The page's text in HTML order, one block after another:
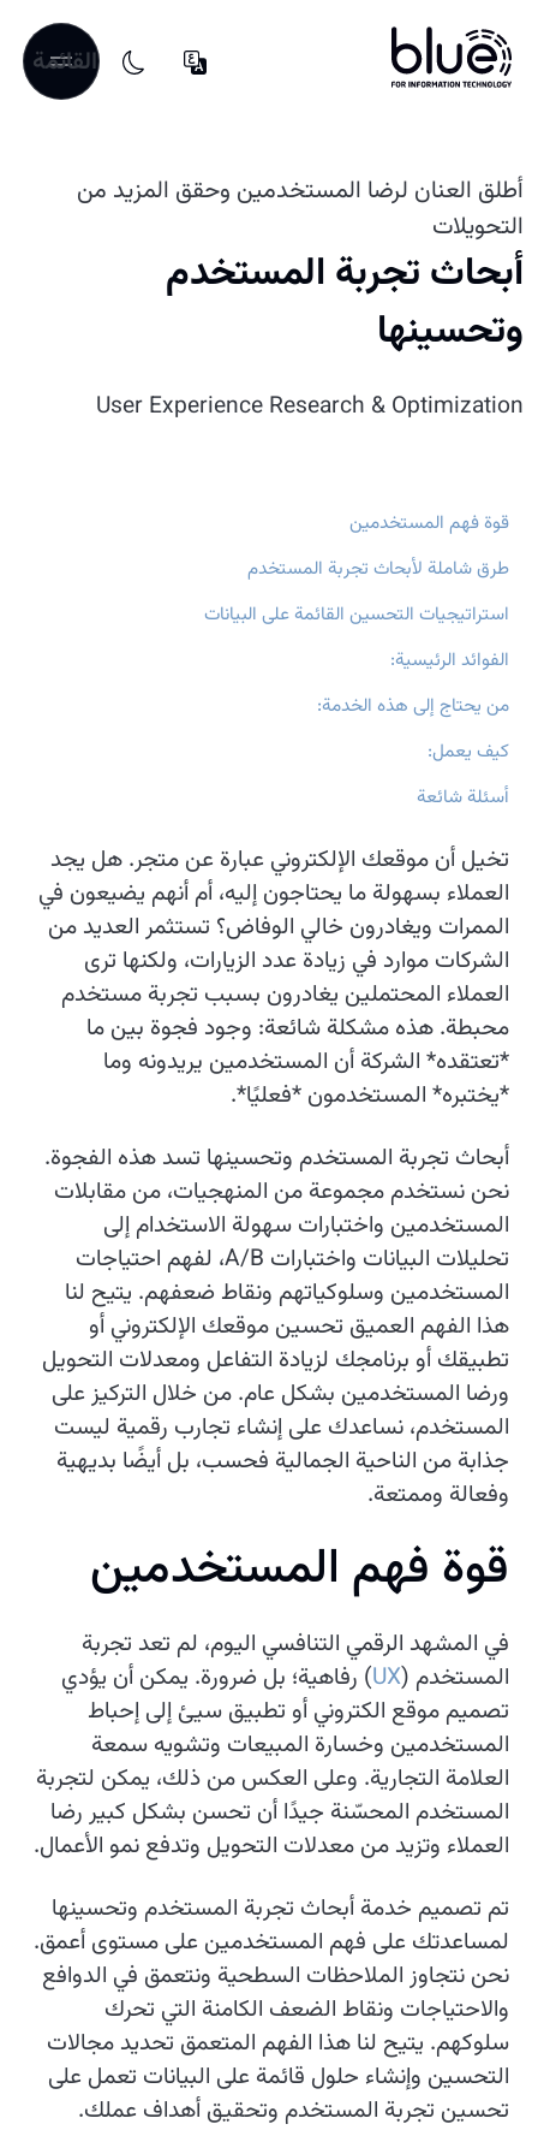
القائمة
أطلق العنان لرضا المستخدمين وحقق المزيد من
التحويلات
أبحاث تجربة المستخدم
وتحسينها
User Experience Research & Optimization
قوة فهم المستخدمين
طرق شاملة لأبحاث تجربة المستخدم
استراتيجيات التحسين القائمة على البيانات
الفوائد الرئيسية:
من يحتاج إلى هذه الخدمة:
كيف يعمل:
أسئلة شائعة
تخيل أن موقعك الإلكتروني عبارة عن متجر. هل يجد
العملاء بسهولة ما يحتاجون إليه، أم أنهم يضيعون في
الممرات ويغادرون خالي الوفاض؟ تستثمر العديد من
الشركات موارد في زيادة عدد الزيارات، ولكنها ترى
العملاء المحتملين يغادرون بسبب تجربة مستخدم
محبطة. هذه مشكلة شائعة: وجود فجوة بين ما
*تعتقده* الشركة أن المستخدمين يريدونه وما
*يختبره* المستخدمون *فعليًا*.
أبحاث تجربة المستخدم وتحسينها تسد هذه الفجوة.
نحن نستخدم مجموعة من المنهجيات، من مقابلات
المستخدمين واختبارات سهولة الاستخدام إلى
تحليلات البيانات واختبارات A/B، لفهم احتياجات
المستخدمين وسلوكياتهم ونقاط ضعفهم. يتيح لنا
هذا الفهم العميق تحسين موقعك الإلكتروني أو
تطبيقك أو برنامجك لزيادة التفاعل ومعدلات التحويل
ورضا المستخدمين بشكل عام. من خلال التركيز على
المستخدم، نساعدك على إنشاء تجارب رقمية ليست
جذابة من الناحية الجمالية فحسب، بل أيضًا بديهية
وفعالة وممتعة.
قوة فهم المستخدمين
في المشهد الرقمي التنافسي اليوم، لم تعد تجربة
المستخدم (UX) رفاهية؛ بل ضرورة. يمكن أن يؤدي
تصميم موقع الكتروني أو تطبيق سيئ إلى إحباط
المستخدمين وخسارة المبيعات وتشويه سمعة
العلامة التجارية. وعلى العكس من ذلك، يمكن لتجربة
المستخدم المحسّنة جيدًا أن تحسن بشكل كبير رضا
العملاء وتزيد من معدلات التحويل وتدفع نمو الأعمال.
تم تصميم خدمة أبحاث تجربة المستخدم وتحسينها
لمساعدتك على فهم المستخدمين على مستوى أعمق.
نحن نتجاوز الملاحظات السطحية ونتعمق في الدوافع
والاحتياجات ونقاط الضعف الكامنة التي تحرك
سلوكهم. يتيح لنا هذا الفهم المتعمق تحديد مجالات
التحسين وإنشاء حلول قائمة على البيانات تعمل على
تحسين تجربة المستخدم وتحقيق أهداف عملك.